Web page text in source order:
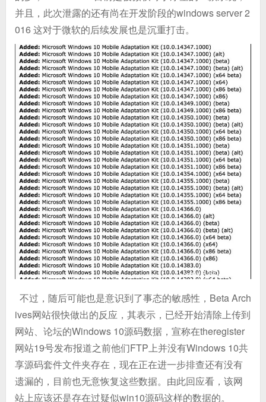
并且，此次泄露的还有尚在开发阶段的windows server 2
016 这对于微软的后续发展也是沉重打击。
不过，随后可能也是意识到了事态的敏感性，Beta Arch
ives网站很快做出的反应，其表示，已经开始清除上传到
网站、论坛的Windows 10源码数据，宣称在theregister
网站19号发布报道之前他们FTP上并没有Windows 10共
享源码套件文件夹存在，现在正在进一步排查还有没有
遗漏的，目前也无意恢复这些数据。由此回应看，该网
站上应该还是存在过疑似win10源码这样的数据的。